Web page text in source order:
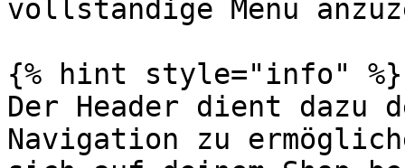
vollständige Menü
{% hint style="info" %}
Der Header dient dazu
Navigation zu